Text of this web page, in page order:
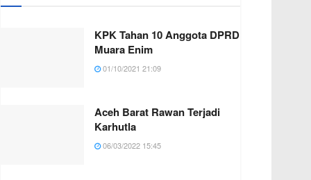
KPK Tahan 10 Anggota DPRD
Muara Enim
01/10/2021 21:09
Aceh Barat Rawan Terjadi
Karhutla
06/03/2022 15:45